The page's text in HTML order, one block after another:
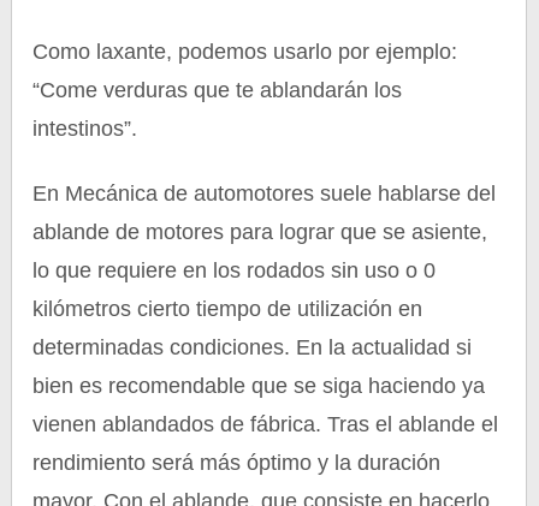
Como laxante, podemos usarlo por ejemplo:
“Come verduras que te ablandarán los
intestinos”.
En Mecánica de automotores suele hablarse del
ablande de motores para lograr que se asiente,
lo que requiere en los rodados sin uso o 0
kilómetros cierto tiempo de utilización en
determinadas condiciones. En la actualidad si
bien es recomendable que se siga haciendo ya
vienen ablandados de fábrica. Tras el ablande el
rendimiento será más óptimo y la duración
mayor. Con el ablande, que consiste en hacerlo